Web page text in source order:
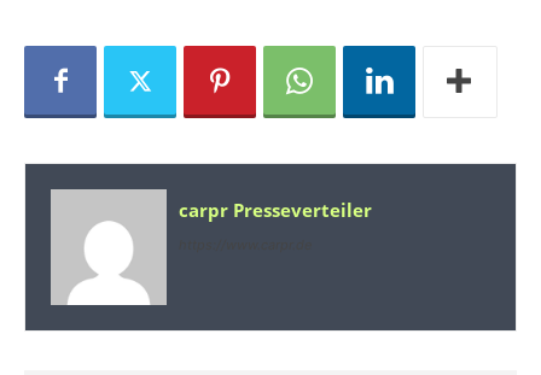
carpr Presseverteiler